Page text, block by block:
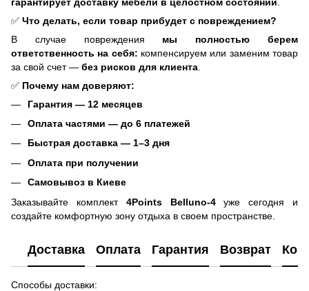
✅ Что делать, если товар прибудет с повреждением?
В случае повреждения мы полностью берем
ответственность на себя: компенсируем или заменим товар
за свой счет — без рисков для клиента
✅ Почему нам доверяют:
Гарантия — 12 месяцев
Оплата частями — до 6 платежей
Быстрая доставка — 1–3 дня
Оплата при получении
Самовывоз в Киеве
Заказывайте комплект 4Points Belluno-4уже сегодня и
создайте комфортную зону отдыха в своем пространстве.
Доставка Оплата Гарантия Возврат
Способы доставки: